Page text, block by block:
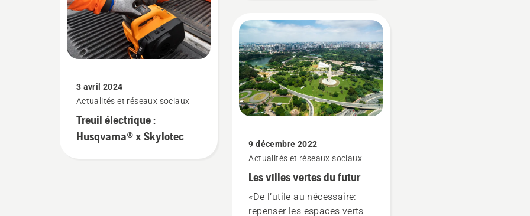
automatisées et à batterie
ne marquent pas seulement
des points dans les jardins
et sur les terrains de sport,
mais qu'elles ont également
agricoles.
3 avril 2024
Actualités et réseaux sociaux
Treuil électrique :
Husqvarna® x Skylotec
chaque jour une coupe
parfaite sur trois fairways
de taille normale. Grâce au
réglage électrique de la
hauteur de coupe de 10 à 60
mm, il est également
possible d’entretenir des
semiroughs, des roughs
de gazon.
9 décembre 2022
Actualités et réseaux sociaux
Les villes vertes du futur
«De l’utile au nécessaire:
repenser les espaces verts